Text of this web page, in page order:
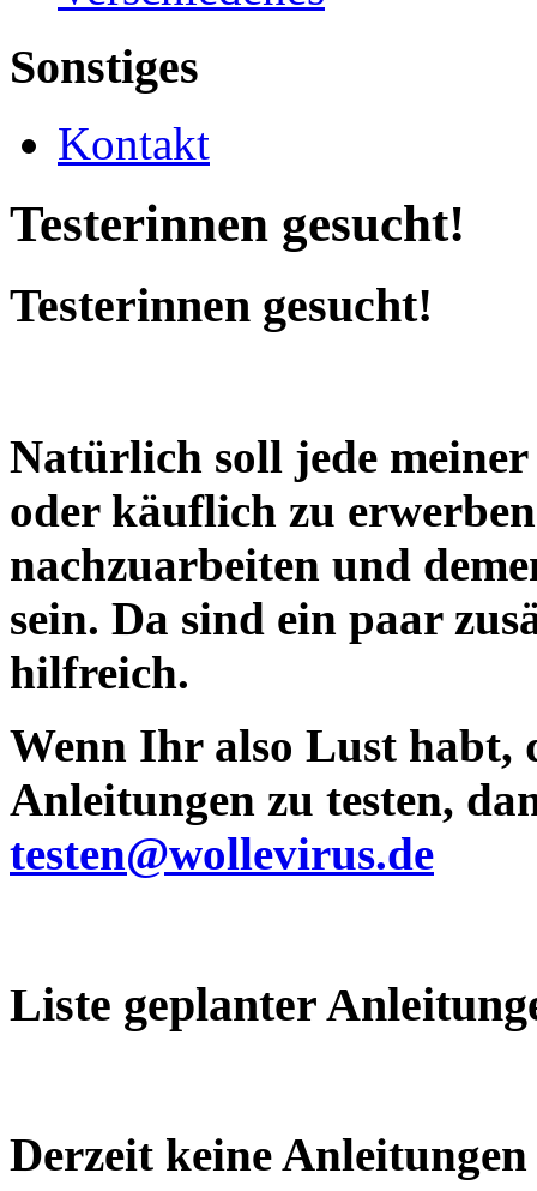
Sonstiges
Kontakt
Testerinnen gesucht!
Testerinnen gesucht!
Natürlich soll jede
oder käuflich zu
nachzuarbeiten und
sein. Da sind ein paar
hilfreich.
Wenn Ihr also Lust habt,
Anleitungen zu testen,
testen@wollevirus.de
Liste geplanter
Derzeit keine